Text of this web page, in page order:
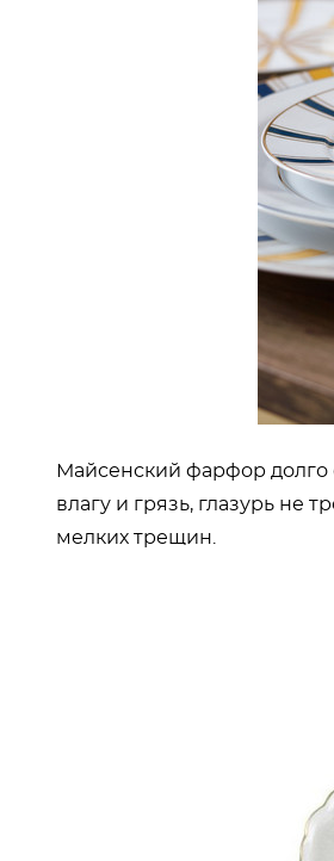
Майсенский фарфор долго
влагу и грязь, глазурь не
мелких трещин.